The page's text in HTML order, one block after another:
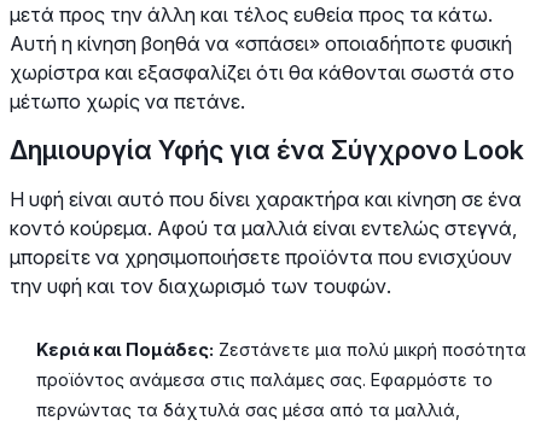
μετά προς την άλλη και τέλος ευθεία προς τα κάτω.
Αυτή η κίνηση βοηθά να «σπάσει» οποιαδήποτε φυσική
χωρίστρα και εξασφαλίζει ότι θα κάθονται σωστά στο
μέτωπο χωρίς να πετάνε.
Δημιουργία Υφής για ένα Σύγχρονο Look
Η υφή είναι αυτό που δίνει χαρακτήρα και κίνηση σε ένα
κοντό κούρεμα. Αφού τα μαλλιά είναι εντελώς στεγνά,
μπορείτε να χρησιμοποιήσετε προϊόντα που ενισχύουν
την υφή και τον διαχωρισμό των τουφών.
Κεριά και Πομάδες: Ζεστάνετε μια πολύ μικρή ποσότητα
προϊόντος ανάμεσα στις παλάμες σας. Εφαρμόστε το
περνώντας τα δάχτυλά σας μέσα από τα μαλλιά,